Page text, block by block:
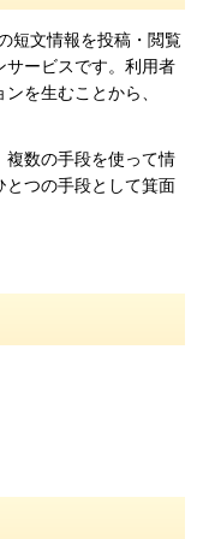
短文情報を投稿・閲覧
サービスです。利用者
を生むことから、
複数の手段を使って情
とつの手段として箕面